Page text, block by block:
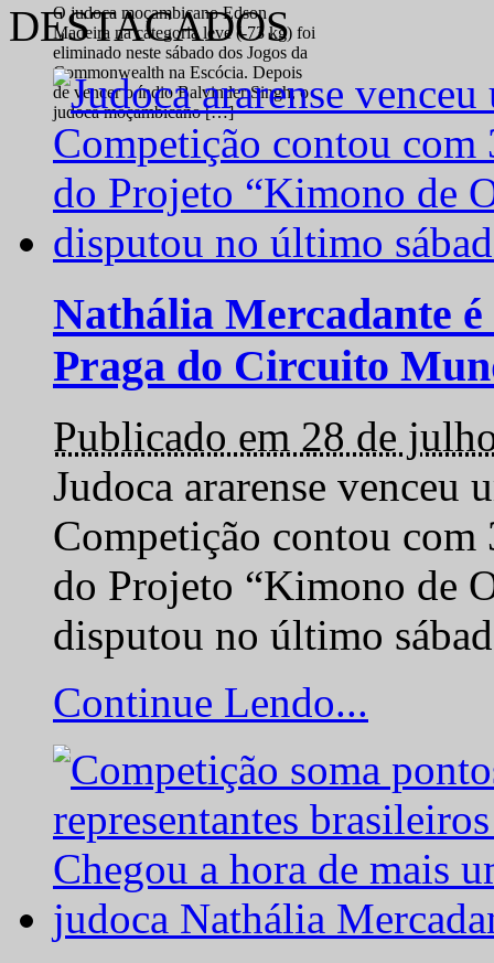
O judoca moçambicano Edson
Madeira na categoria leve (-73 kg) foi
eliminado neste sábado dos Jogos da
Commonwealth na Escócia. Depois
de vencer o índio Balvinder Singh, o
judoca moçambicano […]
DESTACADOS
Nathália Mercadante
Praga do Circuito
Publicado em 28 de
Judoca ararense venceu
Competição contou com
do Projeto “Kimono de
disputou no último
Continue Lendo...